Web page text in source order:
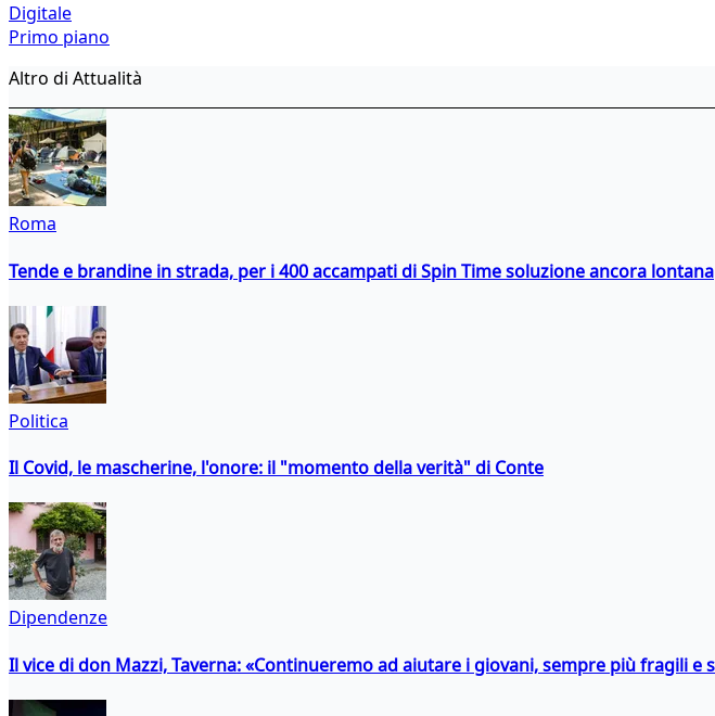
Digitale
Primo piano
Altro di Attualità
Roma
Tende e brandine in strada, per i 400 accampati di Spin Time soluzione ancora lontana
Politica
Il Covid, le mascherine, l'onore: il "momento della verità" di Conte
Dipendenze
Il vice di don Mazzi, Taverna: «Continueremo ad aiutare i giovani, sempre più fragili e